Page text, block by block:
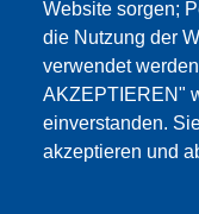
Website sorgen;
die Nutzung der
verwendet
AKZEPTIEREN"
einverstanden.
akzeptieren und
Продукция